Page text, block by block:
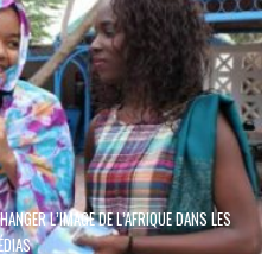
L’IMAGE DE L’AFRIQUE DANS LES